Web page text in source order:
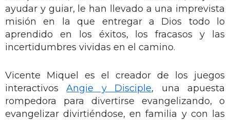
ayudar y guiar, le han llevado a una imprevista
misión en la que entregar a Dios todo lo
aprendido en los éxitos, los fracasos y las
incertidumbres vividas en el camino.
Vicente Miquel es el creador de los juegos
interactivosAngie y Disciple, una apuesta
rompedora para divertirse evangelizando, o
evangelizar divirtiéndose, en familia y con las